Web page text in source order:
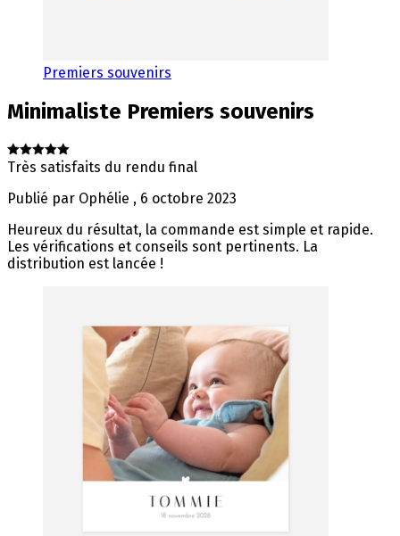
Premiers souvenirs
Minimaliste Premiers souvenirs
Très satisfaits du rendu final
Publié par Ophélie , 6 octobre 2023
Heureux du résultat, la commande est simple et rapide.
Les vérifications et conseils sont pertinents. La
distribution est lancée !